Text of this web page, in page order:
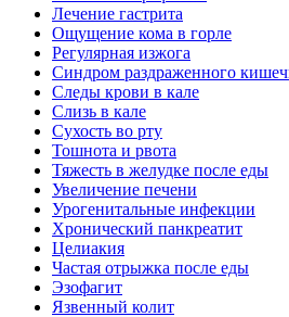
Лечение гастрита
Ощущение кома в горле
Регулярная изжога
Синдром раздраженного
Следы крови в кале
Слизь в кале
Сухость во рту
Тошнота и рвота
Тяжесть в желудке после еды
Увеличение печени
Урогенитальные инфекции
Хронический панкреатит
Целиакия
Частая отрыжка после еды
Эзофагит
Язвенный колит